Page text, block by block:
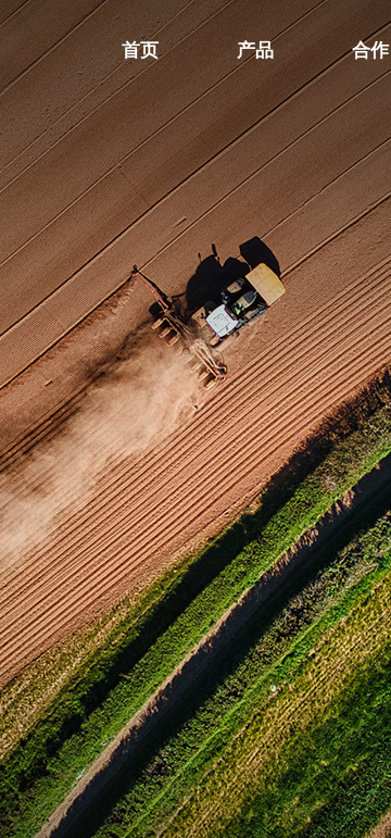
首页 产品 合作